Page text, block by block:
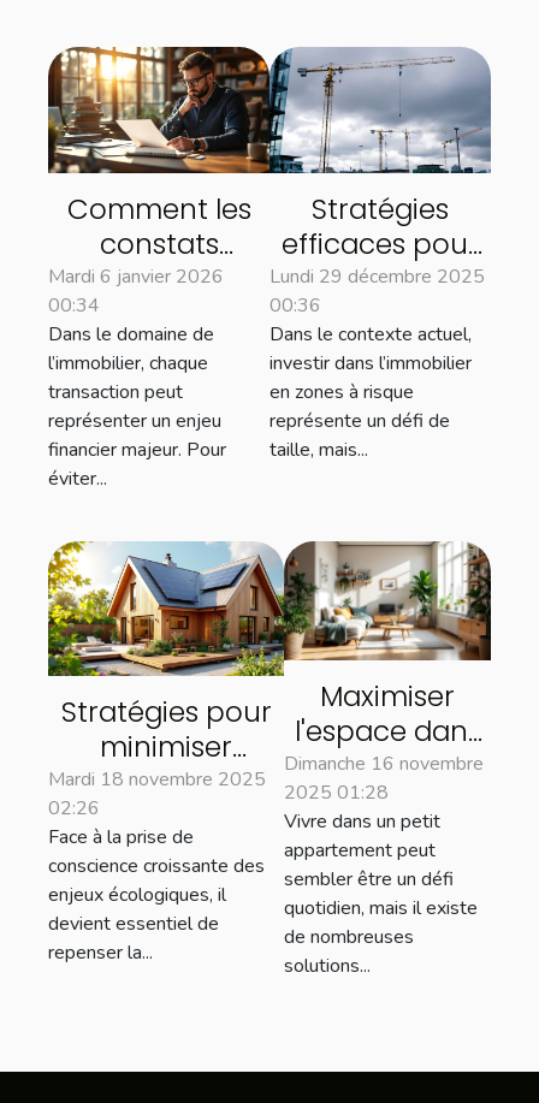
Comment les
constats
d'huissier
sécuriser vos
transactions
immobilières
Mardi 6 janvier 2026
00:34
Dans le domaine de
l’immobilier, chaque
transaction peut
représenter un enjeu
financier majeur. Pour
éviter...
Stratégies
efficaces pour
sécuriser les
investissements
immobiliers en
zones à risque
Lundi 29 décembre 2025
00:36
Dans le contexte actuel,
investir dans l’immobilier
en zones à risque
représente un défi de
taille, mais...
Stratégies pour
minimiser
l'impact
environnemental
lors de
rénovations
domiciliaires
Mardi 18 novembre 2025
02:26
Face à la prise de
conscience croissante des
enjeux écologiques, il
devient essentiel de
repenser la...
Maximiser
l'espace dans
un petit
appartement :
astuces et
solutions
Dimanche 16 novembre
2025 01:28
Vivre dans un petit
appartement peut
sembler être un défi
quotidien, mais il existe
de nombreuses
solutions...